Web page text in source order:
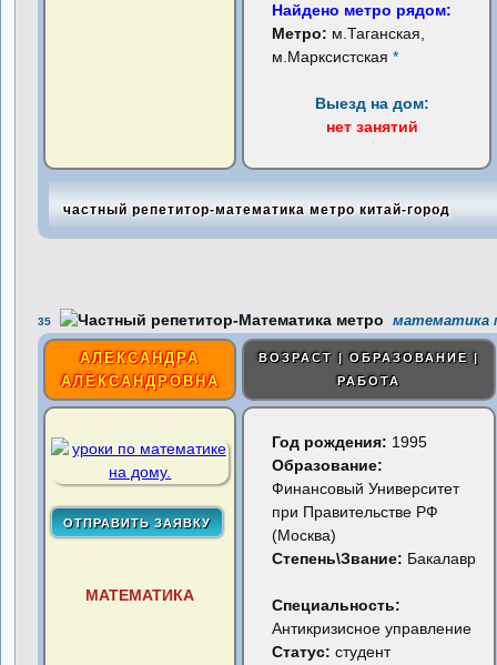
Найдено метро рядом:
Метро: м.Таганская,
м.Марксистская*
Выезд на дом:
нет занятий
частный репетитор-математика метро китай-город
35 математика
АЛЕКСАНДРА
АЛЕКСАНДРОВНА
ВОЗРАСТ | ОБРАЗОВАНИЕ |
РАБОТА
МАТЕМАТИКА
Год рождения: 1995
Образование:
Финансовый Университет
при Правительстве РФ
(Москва)
Степень\Звание: Бакалавр
Специальность:
Антикризисное управление
Статус:студент